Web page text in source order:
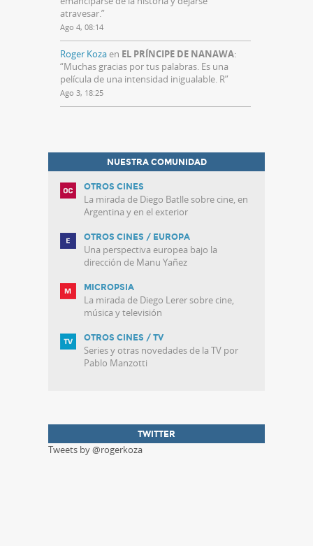
atravesar.”
Ago 4, 08:14
Roger Kozaen EL PRÍNCIPE DE NANAWA:
“Muchas gracias por tus palabras. Es una
película de una intensidad inigualable. R”
Ago 3, 18:25
NUESTRA COMUNIDAD
OTROS CINES
La mirada de Diego Batlle sobre cine, en
Argentina y en el exterior
OTROS CINES / EUROPA
Una perspectiva europea bajo la
dirección de Manu Yañez
MICROPSIA
La mirada de Diego Lerer sobre cine,
música y televisión
OTROS CINES / TV
Series y otras novedades de la TV por
Pablo Manzotti
TWITTER
Tweets by @rogerkoza